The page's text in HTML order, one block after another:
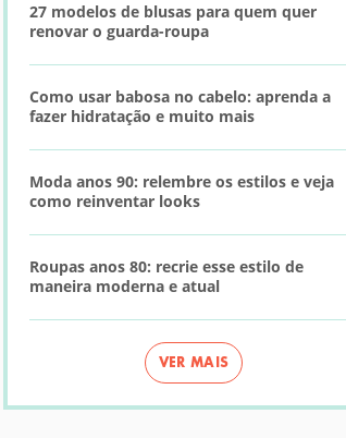
27 modelos de blusas para quem quer
renovar o guarda-roupa
Como usar babosa no cabelo: aprenda a
fazer hidratação e muito mais
Moda anos 90: relembre os estilos e veja
como reinventar looks
Roupas anos 80: recrie esse estilo de
maneira moderna e atual
VER MAIS